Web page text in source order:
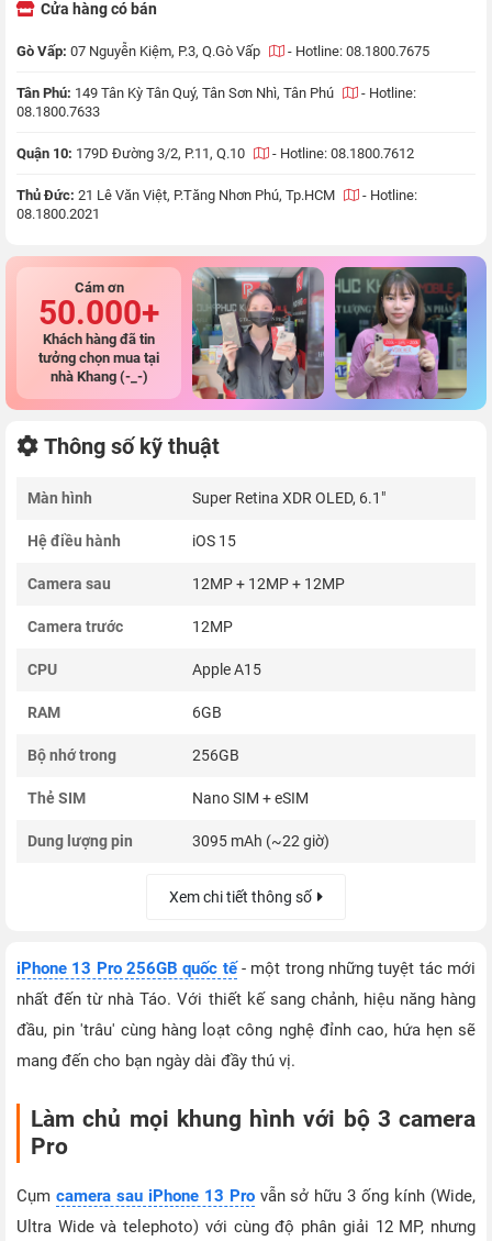
Cửa hàng có bán
Gò Vấp: 07 Nguyễn Kiệm, P.3, Q.Gò Vấp - Hotline: 08.1800.7675
Tân Phú: 149 Tân Kỳ Tân Quý, Tân Sơn Nhì, Tân Phú - Hotline:
08.1800.7633
Quận 10: 179D Đường 3/2, P.11, Q.10 - Hotline: 08.1800.7612
Thủ Đức: 21 Lê Văn Việt, P.Tăng Nhơn Phú, Tp.HCM - Hotline:
08.1800.2021
Cám ơn
50.000+
Khách hàng đã tin
tưởng chọn mua tại
nhà Khang (-_-)
iPhone 13 Pro 256GB quốc tế- một trong những tuyệt tác mới
nhất đến từ nhà Táo. Với thiết kế sang chảnh, hiệu năng hàng
đầu, pin 'trâu' cùng hàng loạt công nghệ đỉnh cao, hứa hẹn sẽ
mang đến cho bạn ngày dài đầy thú vị.
Làm chủ mọi khung hình với bộ 3 camera
Pro
Cụm camera sau iPhone 13 Provẫn sở hữu 3 ống kính (Wide,
Ultra Wide và telephoto) với cùng độ phân giải 12 MP, nhưng
Thông số kỹ thuật
Màn hình Super Retina XDR OLED, 6.1"
Hệ điều hành iOS 15
Camera sau 12MP + 12MP + 12MP
Camera trước 12MP
CPU Apple A15
RAM 6GB
Bộ nhớ trong 256GB
Thẻ SIM Nano SIM + eSIM
Dung lượng pin 3095 mAh (~22 giờ)
Xem chi tiết thông số